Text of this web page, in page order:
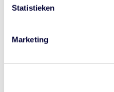
Statistieken
Marketing